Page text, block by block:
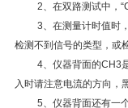
2、在双路测试中，
3、在测量计时值时
检测不到信号的类型，或
4、仪器背面的CH3
入时请注意电流的方向，
5、仪器背面还有一